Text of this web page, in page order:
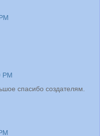
PM
спасибо создателям.